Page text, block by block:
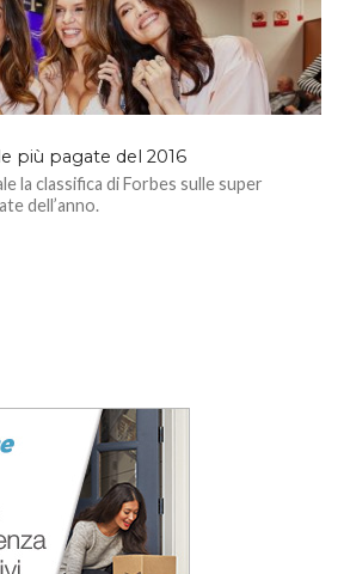
più pagate del 2016
la classifica di Forbes sulle super
dell’anno.